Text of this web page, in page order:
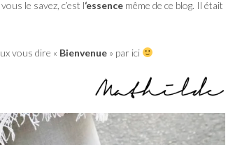
le savez, c’est l‘essence même de ce blog. Il était
vous dire « Bienvenue » par ici